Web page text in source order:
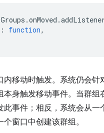
.onMoved .
: function,
内移动时触发。系统仍会针
本身触发移动事件。当群组
此事件；相反，系统会从一
窗口中创建该群组。